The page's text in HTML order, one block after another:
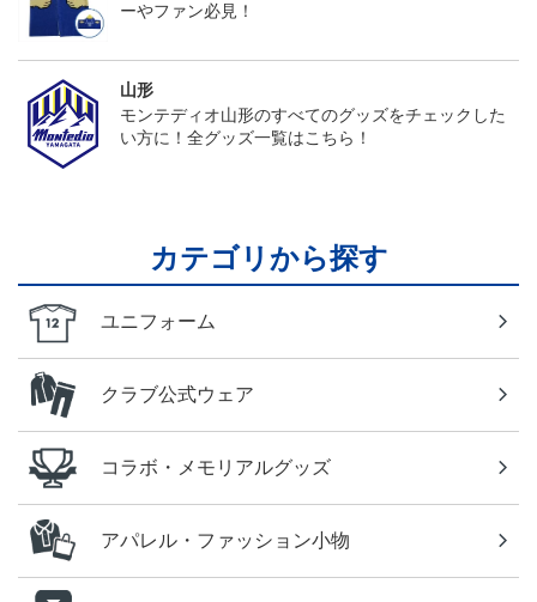
ーやファン必見！
山形
モンテディオ山形のすべてのグッズをチェックした
い方に！全グッズ一覧はこちら！
カテゴリから探す
ユニフォーム
クラブ公式ウェア
コラボ・メモリアルグッズ
アパレル・ファッション小物